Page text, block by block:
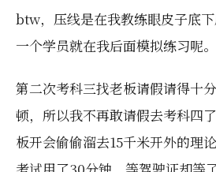
btw，压线是在我教练眼皮子底
一个学员就在我后面模拟练习呢。
第二次考科三找老板请假请得十
顿，所以我不再敢请假去考科四
板开会偷偷溜去15千米开外的理